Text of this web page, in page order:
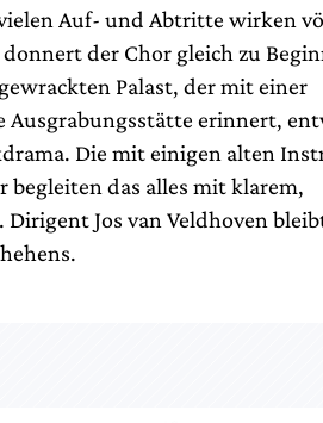
Auf- und Abtritte wirken
der Chor gleich zu
Palast, der mit einer
Ausgrabungsstätte erinnert,
Die mit einigen alten
begleiten das alles mit klarem,
Jos van Veldhoven